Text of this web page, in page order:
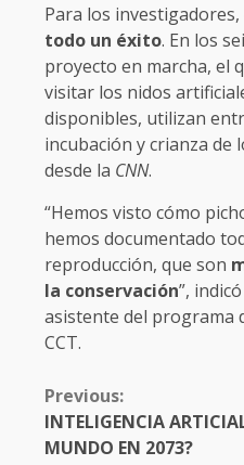
Para los investigadores,
todo un éxito. En los
proyecto en marcha, el
visitar los nidos
disponibles, utilizan
incubación y crianza de
desde la CNN.
“Hemos visto cómo
hemos documentado
reproducción, que son
la conservación”,
asistente del programa
CCT.
CONTINUE
READING
Previous:
INTELIGENCIA
MUNDO EN 2073?